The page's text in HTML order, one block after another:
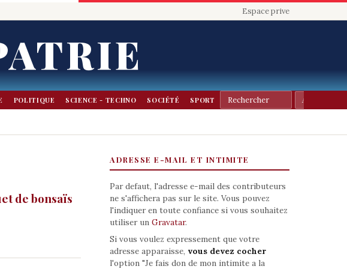
Espace prive
POLITIQUE SCIENCE - TECHNO SOCIÉTÉ SPORT
de bonsaïs
ADRESSE E-MAIL ET INTIMITE
Par defaut, l'adresse e-mail des contributeurs
ne s'affichera pas sur le site. Vous pouvez
l'indiquer en toute confiance si vous souhaitez
utiliser un Gravatar.
Si vous voulez expressement que votre
adresse apparaisse, vous devez cocher
l'option "Je fais don de mon intimite a la